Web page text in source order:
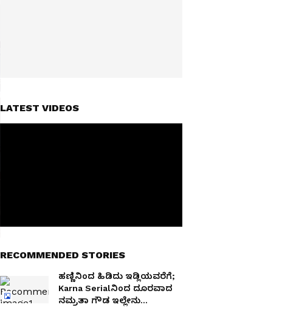
LATEST VIDEOS
RECOMMENDED STORIES
ಹಣ್ಣಿನಿಂದ ಹಿಡಿದು ಇಡ್ಲಿಯವರೆಗೆ;
Karna Serialನಿಂದ ದೂರವಾದ
ನಮ್ರತಾ ಗೌಡ ಇಲ್ಲೇನು